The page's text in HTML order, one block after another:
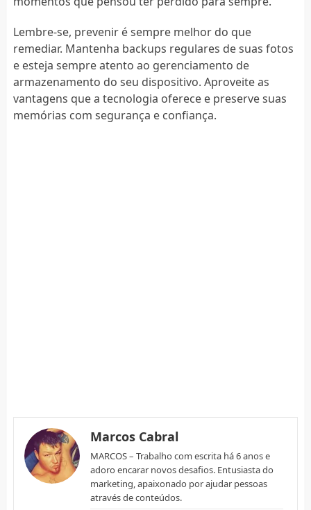
Lembre-se, prevenir é sempre melhor do que
remediar. Mantenha backups regulares de suas fotos
e esteja sempre atento ao gerenciamento de
armazenamento do seu dispositivo. Aproveite as
vantagens que a tecnologia oferece e preserve suas
memórias com segurança e confiança.
Marcos Cabral
MARCOS – Trabalho com escrita há 6 anos e
adoro encarar novos desafios. Entusiasta do
marketing, apaixonado por ajudar pessoas
através de conteúdos.